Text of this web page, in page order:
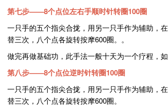
第七步——8个点位左右手顺时针转圈100圈
一只手的五个指尖合拢，用另一只手作为辅助，
替三次，八个点各旋转按摩600圈。。
做完再做基础功，此手法一般十天为一个疗程，
第八步——8个点位逆时针转圈100圈
一只手的五个指尖合拢，用另一只手作为辅助，
替三次，八个点各旋转按摩600圈。